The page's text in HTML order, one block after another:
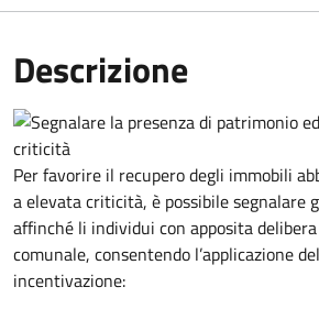
Descrizione
Per favorire il recupero degli immobili
a elevata criticità, è possibile segnalare
affinché li individui con apposita
comunale, consentendo l’applicazione
incentivazione: